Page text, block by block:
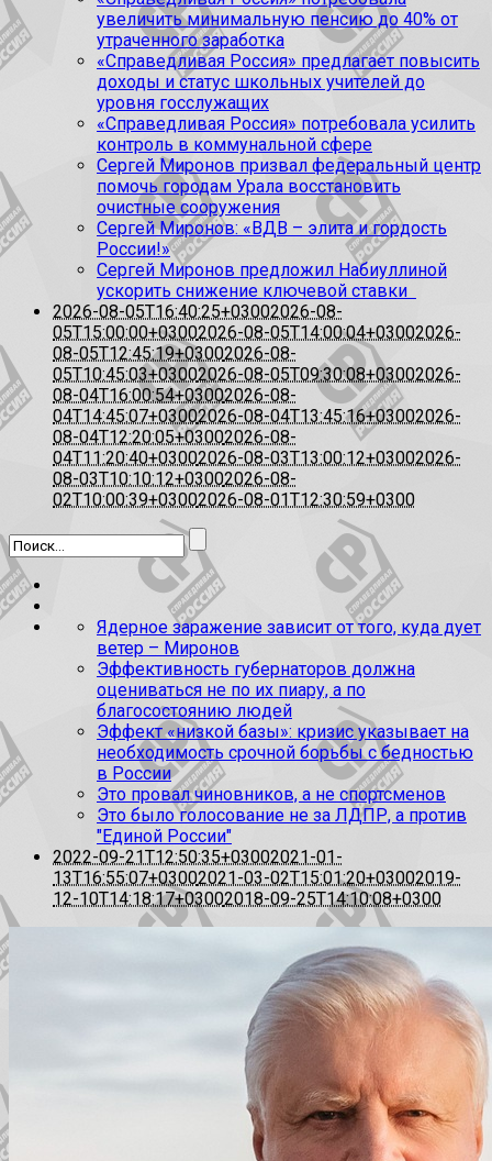
увеличить минимальную пенсию до 40% от
утраченного заработка
«Справедливая Россия» предлагает повысить
доходы и статус школьных учителей до
уровня госслужащих
«Справедливая Россия» потребовала усилить
контроль в коммунальной сфере
Сергей Миронов призвал федеральный центр
помочь городам Урала восстановить
очистные сооружения
Сергей Миронов: «ВДВ – элита и гордость
России!»
Сергей Миронов предложил Набиуллиной
ускорить снижение ключевой ставки
2026-08-05T16:40:25+03002026-08-
05T15:00:00+03002026-08-05T14:00:04+03002026-
08-05T12:45:19+03002026-08-
05T10:45:03+03002026-08-05T09:30:08+03002026-
08-04T16:00:54+03002026-08-
04T14:45:07+03002026-08-04T13:45:16+03002026-
08-04T12:20:05+03002026-08-
04T11:20:40+03002026-08-03T13:00:12+03002026-
08-03T10:10:12+03002026-08-
02T10:00:39+03002026-08-01T12:30:59+0300
Ядерное заражение зависит от того, куда дует
ветер – Миронов
Эффективность губернаторов должна
оцениваться не по их пиару, а по
благосостоянию людей
Эффект «низкой базы»: кризис указывает на
необходимость срочной борьбы с бедностью
в России
Это провал чиновников, а не спортсменов
Это было голосование не за ЛДПР, а против
"Единой России"
2022-09-21T12:50:35+03002021-01-
13T16:55:07+03002021-03-02T15:01:20+03002019-
12-10T14:18:17+03002018-09-25T14:10:08+0300